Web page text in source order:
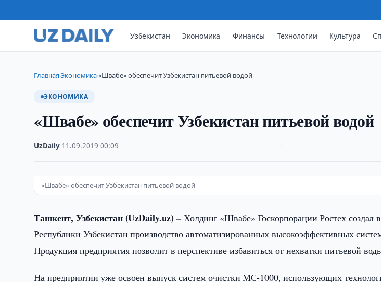
Узбекистан Экономика Финансы Технологии Культура
Главная›Экономика›«Швабе» обеспечит Узбекистан питьевой водой
ЭКОНОМИКА
«Швабе» обеспечит Узбекистан питьевой водой
UzDaily 11.09.2019 ·00:09
«Швабе» обеспечит Узбекистан питьевой водой
Ташкент, Узбекистан (UzDaily.uz) –Холдинг «Швабе» Госкорпорации Ростех создал
Республики Узбекистан производство автоматизированных высокоэффективных
Продукция предприятия позволит в перспективе избавиться от нехватки питьевой
На предприятии уже освоен выпуск систем очистки МС-1000, использующих